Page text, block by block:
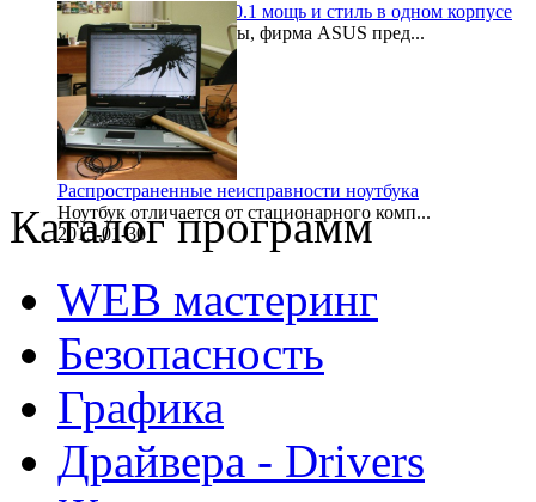
Samsung galaxy note 10.1 мощь и стиль в одном корпусе
После некоторой паузы, фирма ASUS пред...
1999-11-30
Распространенные неисправности ноутбука
Ноутбук отличается от стационарного комп...
2015-01-30
Каталог программ
WEB мастеринг
Безопасность
Графика
Драйвера - Drivers